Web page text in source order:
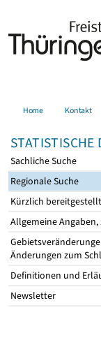
Home Kontakt
STATISTISCHE
Sachliche Suche
Regionale Suche
Kürzlich
Allgemeine
Änderungen zum
Definitionen und
Newsletter